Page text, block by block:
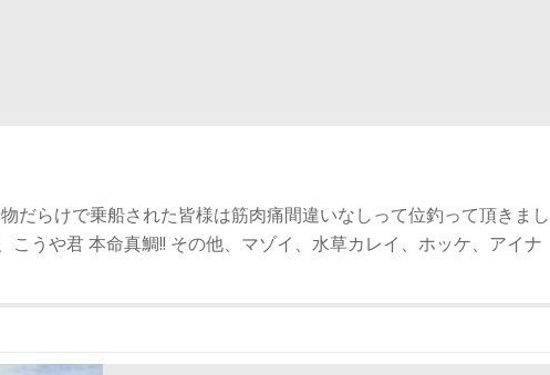
だらけで乗船された皆様は筋肉痛間違いなしって位釣って頂きまし
こうや君 本命真鯛!! その他、マゾイ、水草カレイ、ホッケ、アイナ